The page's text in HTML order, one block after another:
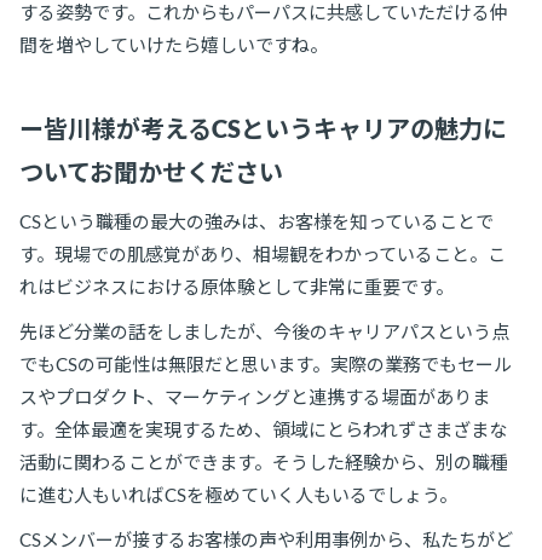
する姿勢です。これからもパーパスに共感していただける仲
間を増やしていけたら嬉しいですね。
ー皆川様が考えるCSというキャリアの魅力に
ついてお聞かせください
CSという職種の最大の強みは、お客様を知っていることで
す。現場での肌感覚があり、相場観をわかっていること。こ
れはビジネスにおける原体験として非常に重要です。
先ほど分業の話をしましたが、今後のキャリアパスという点
でもCSの可能性は無限だと思います。実際の業務でもセール
スやプロダクト、マーケティングと連携する場面がありま
す。全体最適を実現するため、領域にとらわれずさまざまな
活動に関わることができます。そうした経験から、別の職種
に進む人もいればCSを極めていく人もいるでしょう。
CSメンバーが接するお客様の声や利用事例から、私たちがど